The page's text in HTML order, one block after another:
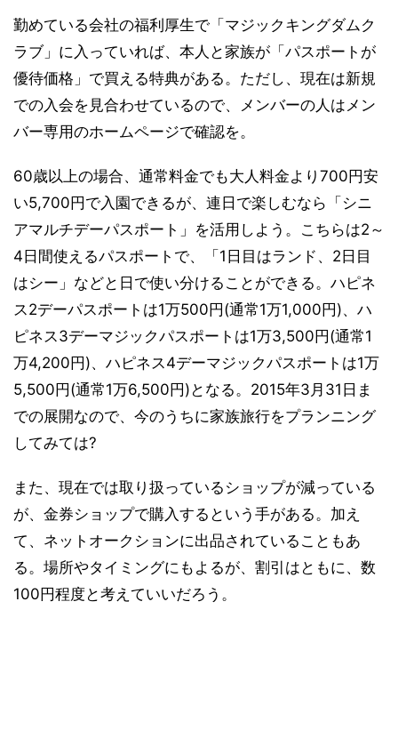
勤めている会社の福利厚生で「マジックキングダムク
ラブ」に入っていれば、本人と家族が「パスポートが
優待価格」で買える特典がある。ただし、現在は新規
での入会を見合わせているので、メンバーの人はメン
バー専用のホームページで確認を。
60歳以上の場合、通常料金でも大人料金より700円安
い5,700円で入園できるが、連日で楽しむなら「シニ
アマルチデーパスポート」を活用しよう。こちらは2～
4日間使えるパスポートで、「1日目はランド、2日目
はシー」などと日で使い分けることができる。ハピネ
ス2デーパスポートは1万500円(通常1万1,000円)、ハ
ピネス3デーマジックパスポートは1万3,500円(通常1
万4,200円)、ハピネス4デーマジックパスポートは1万
5,500円(通常1万6,500円)となる。2015年3月31日ま
での展開なので、今のうちに家族旅行をプランニング
してみては?
また、現在では取り扱っているショップが減っている
が、金券ショップで購入するという手がある。加え
て、ネットオークションに出品されていることもあ
る。場所やタイミングにもよるが、割引はともに、数
100円程度と考えていいだろう。